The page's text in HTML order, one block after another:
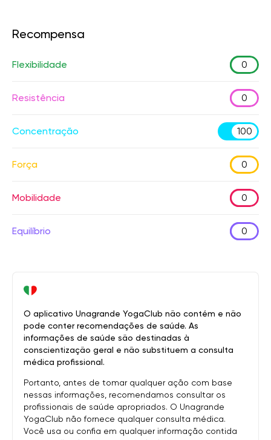
Recompensa
Flexibilidade 0
Resistência 0
Concentração 100
Força 0
Mobilidade 0
Equilíbrio 0
O aplicativo Unagrande YogaClub não contém e não
pode conter recomendações de saúde. As
informações de saúde são destinadas à
conscientização geral e não substituem a consulta
médica profissional.
Portanto, antes de tomar qualquer ação com base
nessas informações, recomendamos consultar os
profissionais de saúde apropriados. O Unagrande
YogaClub não fornece qualquer consulta médica.
Você usa ou confia em qualquer informação contida